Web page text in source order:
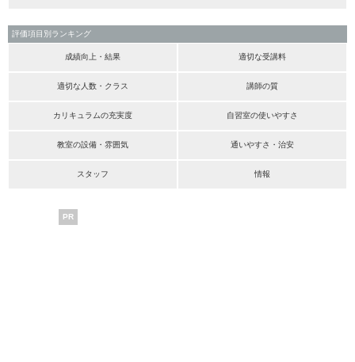
評価項目別ランキング
成績向上・結果 適切な受講料
適切な人数・クラス 講師の質
カリキュラムの充実度 自習室の使いやすさ
教室の設備・雰囲気 通いやすさ・治安
スタッフ 情報
PR